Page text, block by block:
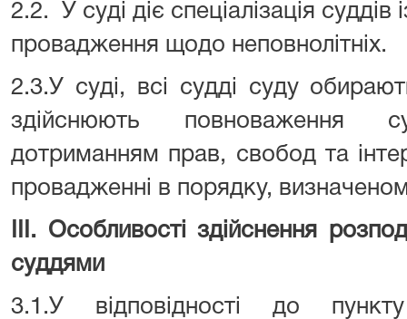
2.2. У суді діє спеціалізація суддів
провадження щодо неповнолітніх.
2.3.У суді, всі судді суду
здійснюють повноваження
дотриманням прав, свобод та
провадженні в порядку,
ІІ. Особливості здійснення
суддями
3.1.У відповідності до